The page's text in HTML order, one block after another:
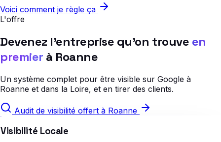
Voici comment je règle ça
L'offre
Devenez l'entreprise qu'on trouve en
premier à Roanne
Un système complet pour être visible sur Google à
Roanne et dans la Loire, et en tirer des clients.
Audit de visibilité offert à Roanne
Visibilité Locale